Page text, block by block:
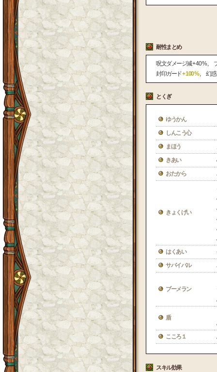
耐性まとめ
呪文ダメージ減+ 40 %
封印ガード+ 100 % 幻
とくぎ
ゆうかん
しんこう心
まほう
きあい
おたから
きょくげい
はくあい
サバイバル
ブーメラン
盾
こころ１
スキル効果